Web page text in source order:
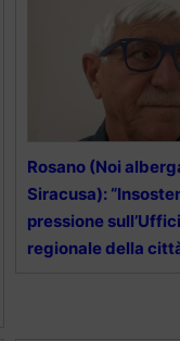
Rosano (Noi
Siracusa):
pressione
regionale della